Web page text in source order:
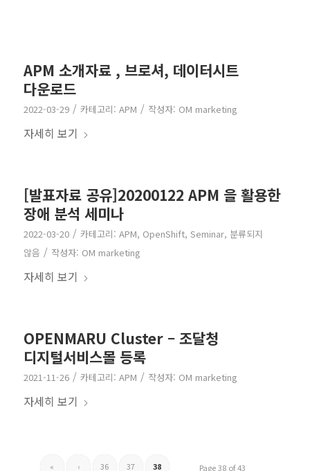
APM 소개자료 , 브로셔, 데이터시트
다운로드
2022-03-29 / 카테고리: APM / 작성자: OM marketing
자세히 보기
[발표자료 공유]20200122 APM 을 활용한
장애 분석 세미나
2022-03-20 / 카테고리: APM, OpenShift, Seminar, 분류되지
않음 / 작성자: OM marketing
자세히 보기
OPENMARU Cluster – 조달청
디지털서비스몰 등록
2021-11-26 / 카테고리: APM / 작성자: OM marketing
자세히 보기
Page 38 of 43
« ‹ 36 37 38